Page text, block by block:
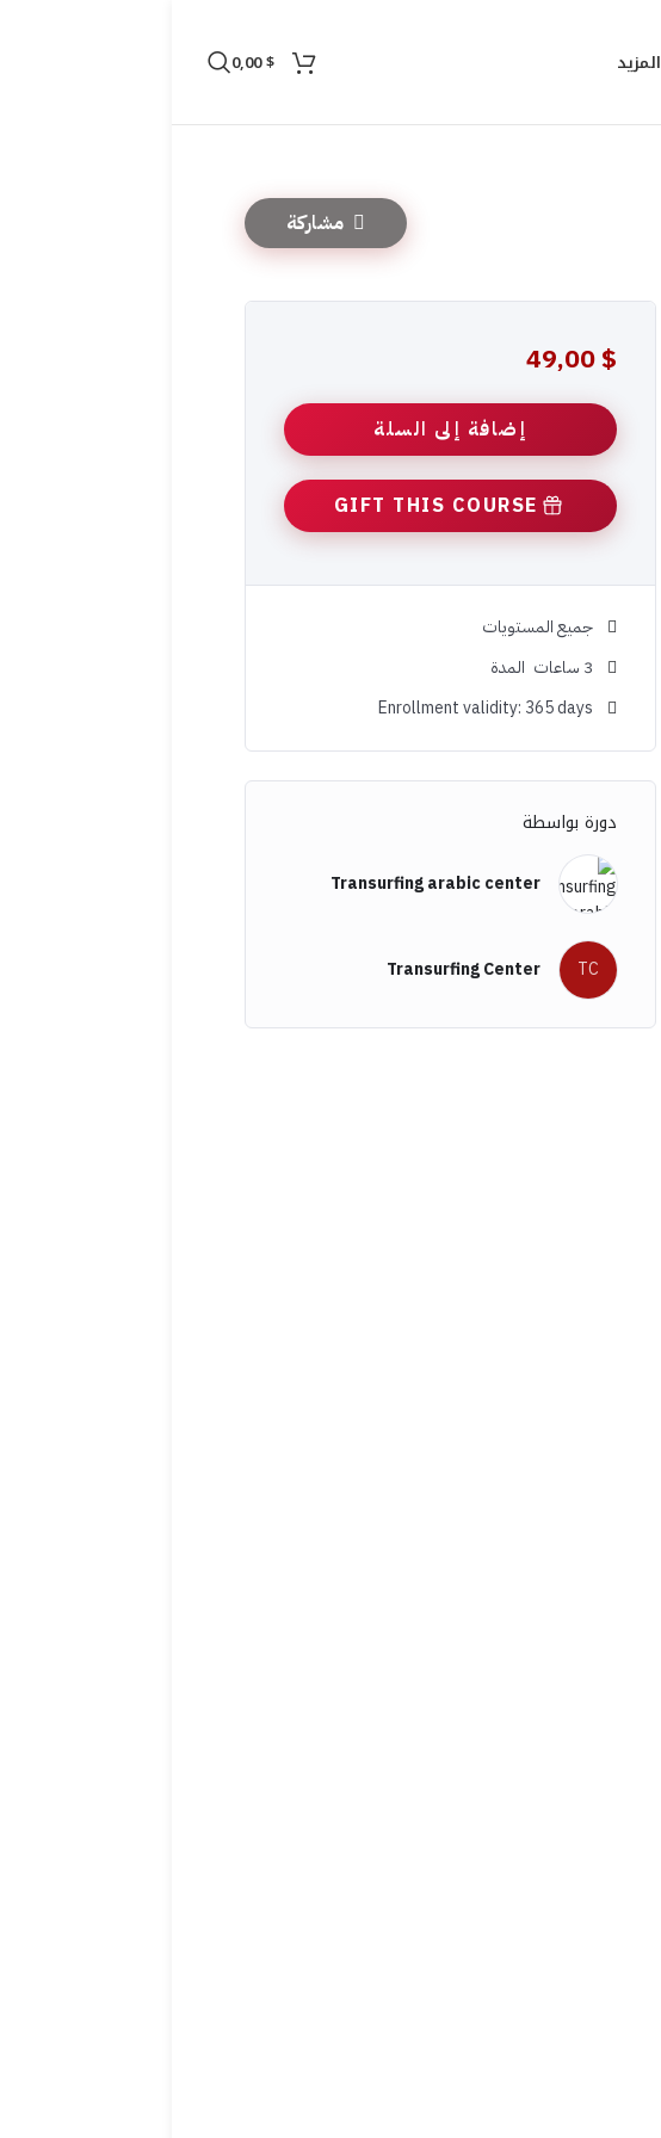
المزيد 0,00$
مشاركة
49,00$
إضافة إلى السلة
GIFT THIS COURSE
جميع المستويات
3 ساعات المدة
Enrollment validity: 365 days
دورة بواسطة
Transurfing arabic center
TC
Transurfing Center